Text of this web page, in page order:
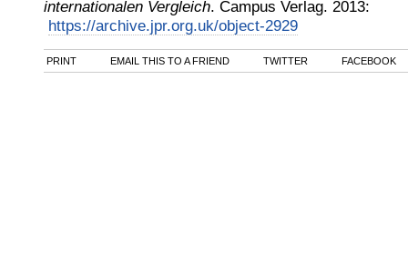
internationalen Vergleich. Campus Verlag. 2013:
https://archive.jpr.org.uk/object-2929
PRINT EMAIL THIS TO A FRIEND TWITTER FACEBOOK